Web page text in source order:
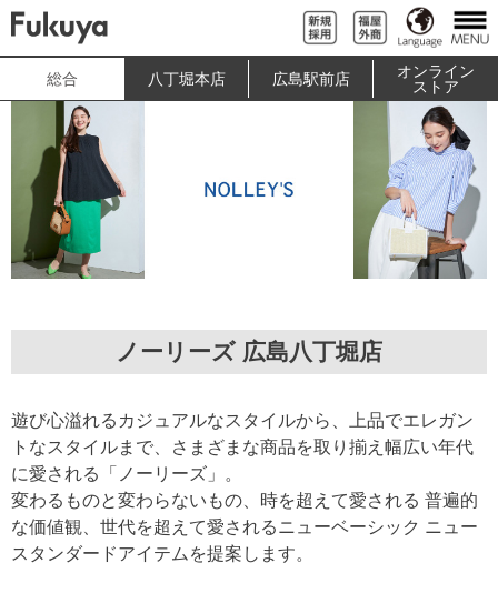
総合 八丁堀本店 広島駅前店
オンライン
ストア
ノーリーズ 広島八丁堀店
遊び心溢れるカジュアルなスタイルから、上品でエレガン
トなスタイルまで、さまざまな商品を取り揃え幅広い年代
に愛される「ノーリーズ」。
変わるものと変わらないもの、時を超えて愛される 普遍的
な価値観、世代を超えて愛されるニューベーシック ニュー
スタンダードアイテムを提案します。